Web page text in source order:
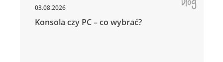
03.08.2026
Konsola czy PC – co wybrać?